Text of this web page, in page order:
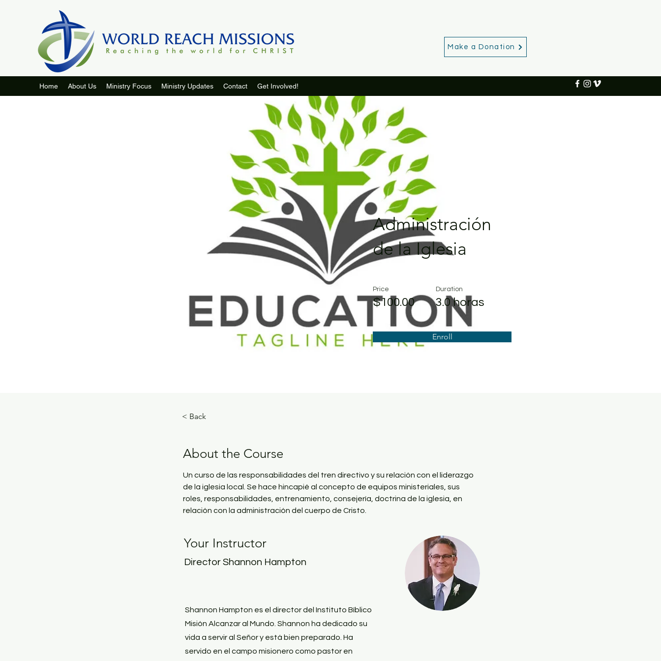
Make a Donation
Home About Us Ministry Focus Ministry Updates Contact Get Involved!
Administración
de la Iglesia
Price
$100.00
Duration
3.0 horas
Enroll
< Back
About the Course
Un curso de las responsabilidades del tren directivo y su relación con el liderazgo
de la iglesia local. Se hace hincapié al concepto de equipos ministeriales, sus
roles, responsabilidades, entrenamiento, consejería, doctrina de la iglesia, en
relación con la administración del cuerpo de Cristo.
Your Instructor
Director Shannon Hampton
Shannon Hampton es el director del Instituto Bíblico
Misión Alcanzar al Mundo. Shannon ha dedicado su
vida a servir al Señor y está bien preparado. Ha
servido en el campo misionero como pastor en